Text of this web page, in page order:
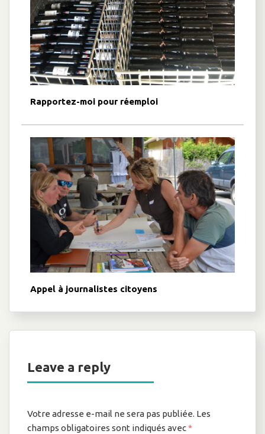
Rapportez-moi pour réemploi
Appel à journalistes citoyens
Leave a reply
Votre adresse e-mail ne sera pas publiée. Les
champs obligatoires sont indiqués avec*